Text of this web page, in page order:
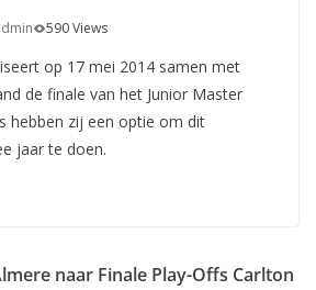
590 Views
op 17 mei 2014 samen met
de finale van het Junior Master
hebben zij een optie om dit
jaar te doen.
naar Finale Play-Offs Carlton